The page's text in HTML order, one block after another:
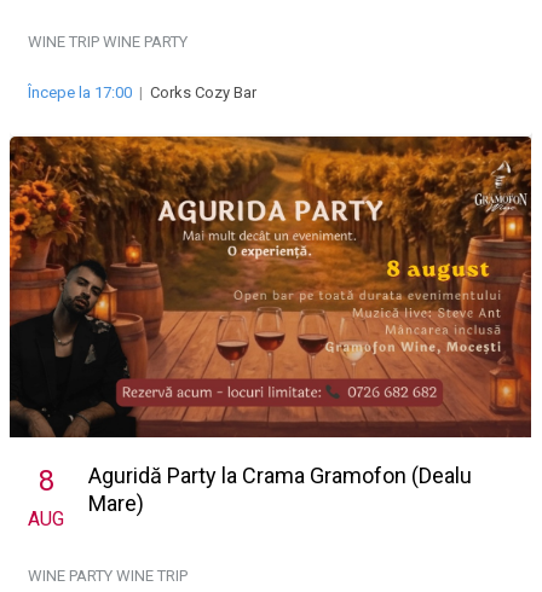
WINE TRIP WINE PARTY
Începe la 17:00 | Corks Cozy Bar
8
AUG
Aguridă Party la Crama Gramofon (Dealu
Mare)
WINE PARTY WINE TRIP